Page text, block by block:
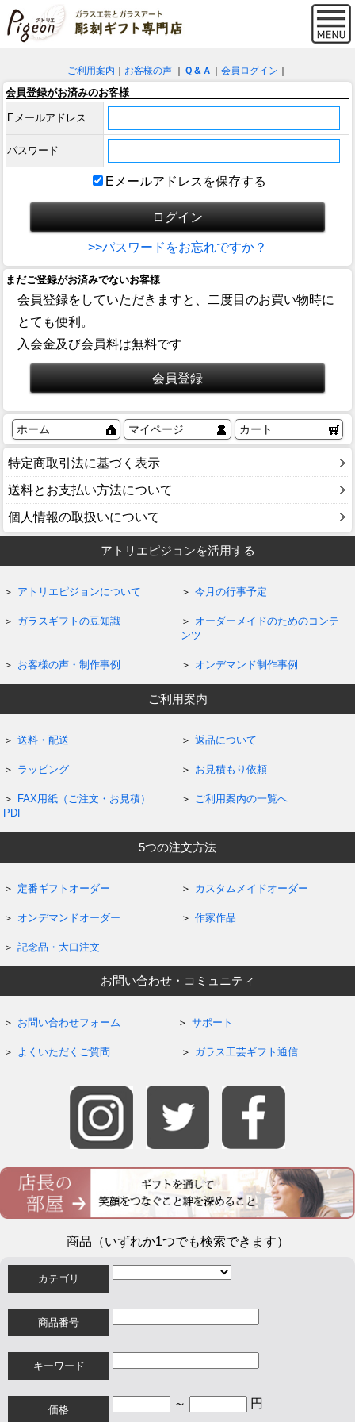
ご利用案内 お客様の声 Ｑ＆Ａ 会員ログイン
会員登録がお済みのお客様
Eメールアドレス
パスワード
Eメールアドレスを保存する
>>パスワードをお忘れですか？
まだご登録がお済みでないお客様
会員登録をしていただきますと、二度目のお買い物時に
とても便利。
入会金及び会員料は無料です
ホーム マイページ カート
特定商取引法に基づく表示
送料とお支払い方法について
個人情報の取扱いについて
アトリエピジョンを活用する
アトリエピジョンについて 今月の行事予定
ガラスギフトの豆知識
オーダーメイドのためのコンテ
ンツ
お客様の声・制作事例 オンデマンド制作事例
ご利用案内
送料・配送 返品について
ラッピング お見積もり依頼
FAX用紙（ご注文・お見積）
PDF
ご利用案内の一覧へ
5つの注文方法
定番ギフトオーダー カスタムメイドオーダー
オンデマンドオーダー 作家作品
記念品・大口注文
お問い合わせ・コミュニティ
お問い合わせフォーム サポート
よくいただくご質問 ガラス工芸ギフト通信
商品（いずれか1つでも検索できます）
カテゴリ
商品番号
キーワード
価格 ～ 円